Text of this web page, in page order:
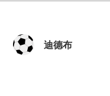
迪德布